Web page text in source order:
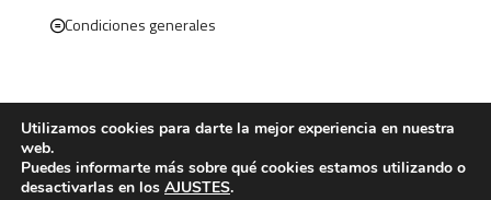
Condiciones generales
Utilizamos cookies para darte la mejor experiencia en nuestra
web.
Puedes informarte más sobre qué cookies estamos utilizando o
desactivarlas en los AJUSTES.